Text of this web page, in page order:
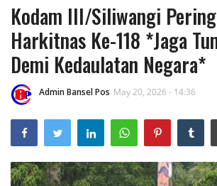
Home
Kode Etik Jurnalistik
Pedoman Media Siber
Budaya
Wisata
Kodam III/Siliwangi
Harkitnas Ke-118 *Jaga
Demi Kedaulatan Negara*
Admin Bansel Pos May 20, 2026 - 14:36